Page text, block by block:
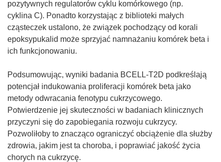
pozytywnych regulatorów cyklu komórkowego (np.
cyklina C). Ponadto korzystając z biblioteki małych
cząsteczek ustalono, że związek pochodzący od korali
epoksypukalid może sprzyjać namnażaniu komórek beta i
ich funkcjonowaniu.
Podsumowując, wyniki badania BCELL-T2D podkreślają
potencjał indukowania proliferacji komórek beta jako
metody odwracania fenotypu cukrzycowego.
Potwierdzenie jej skuteczności w badaniach klinicznych
przyczyni się do zapobiegania rozwoju cukrzycy.
Pozwoliłoby to znacząco ograniczyć obciążenie dla służby
zdrowia, jakim jest ta choroba, i poprawiać jakość życia
chorych na cukrzycę.